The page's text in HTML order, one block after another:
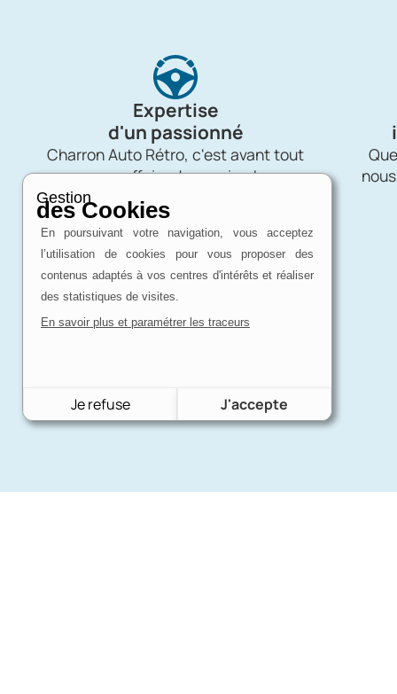
Expertise
d'un passionné
Charron Auto Rétro, c'est avant tout
une affaire de passion !
Gestion
des Cookies
En poursuivant votre navigation, vous acceptez
l’utilisation de cookies pour vous proposer des
contenus adaptés à vos centres d'intérêts et réaliser
des statistiques de visites.
En savoir plus et paramétrer les traceurs
Je refuse J'accepte